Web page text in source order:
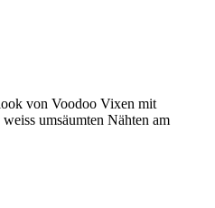
von Voodoo Vixen mit
umsäumten Nähten am